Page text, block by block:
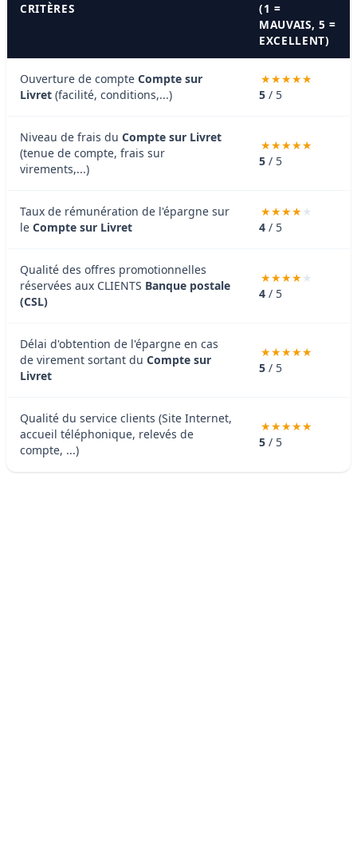
CRITÈRES
(1 =
MAUVAIS, 5 =
EXCELLENT)
Ouverture de compte Compte sur
Livret (facilité, conditions,...) 5 / 5
Niveau de frais du Compte sur Livret
(tenue de compte, frais sur
virements,...)
5 / 5
Taux de rémunération de l'épargne sur
le Compte sur Livret 4 / 5
Qualité des offres promotionnelles
réservées aux CLIENTS Banque postale
(CSL)
4 / 5
Délai d'obtention de l'épargne en cas
de virement sortant du Compte sur
Livret
5 / 5
Qualité du service clients (Site Internet,
accueil téléphonique, relevés de
compte, ...)
5 / 5